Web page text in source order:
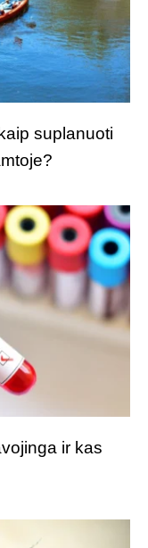
suplanuoti
ir kas